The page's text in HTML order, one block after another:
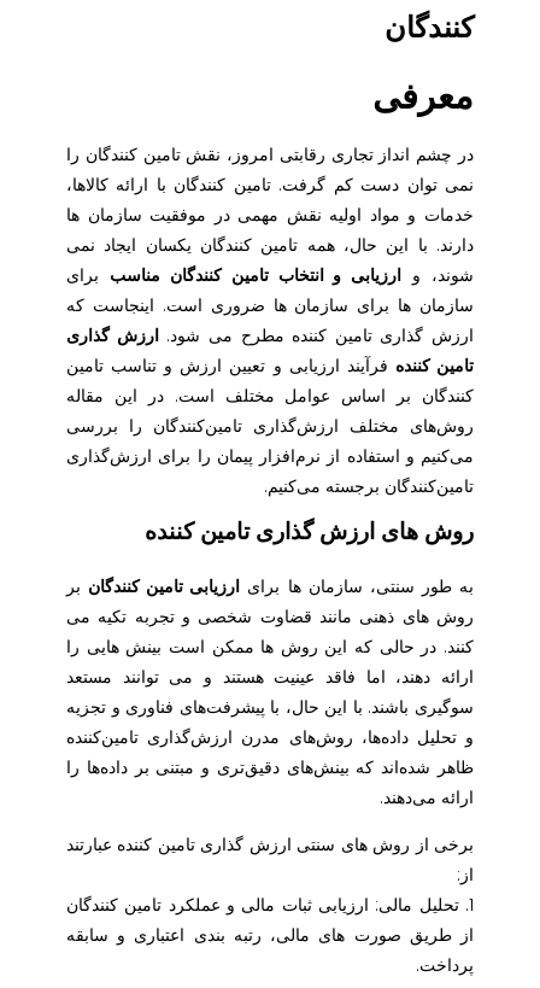
کنندگان
معرفی
در چشم انداز تجاری رقابتی امروز، نقش تامین کنندگان را
نمی توان دست کم گرفت. تامین کنندگان با ارائه کالاها،
خدمات و مواد اولیه نقش مهمی در موفقیت سازمان ها
دارند. با این حال، همه تامین کنندگان یکسان ایجاد نمی
شوند، و ارزیابی و انتخاب تامین کنندگان مناسب برای
سازمان ها برای سازمان ها ضروری است. اینجاست که
ارزش گذاری تامین کننده مطرح می شود.ارزش گذاری
تامین کننده فرآیند ارزیابی و تعیین ارزش و تناسب تامین
کنندگان بر اساس عوامل مختلف است. در این مقاله
روش‌های مختلف ارزش‌گذاری تامین‌کنندگان را بررسی
می‌کنیم و استفاده از نرم‌افزار پیمان را برای ارزش‌گذاری
تامین‌کنندگان برجسته می‌کنیم.
روش های ارزش گذاری تامین کننده
به طور سنتی، سازمان ها برای ارزیابی تامین کنندگان بر
روش های ذهنی مانند قضاوت شخصی و تجربه تکیه می
کنند. در حالی که این روش ها ممکن است بینش هایی را
ارائه دهند، اما فاقد عینیت هستند و می توانند مستعد
سوگیری باشند. با این حال، با پیشرفت‌های فناوری و تجزیه
و تحلیل داده‌ها، روش‌های مدرن ارزش‌گذاری تامین‌کننده
ظاهر شده‌اند که بینش‌های دقیق‌تری و مبتنی بر داده‌ها را
ارائه می‌دهند.
برخی از روش های سنتی ارزش گذاری تامین کننده عبارتند
از:
1. تحلیل مالی: ارزیابی ثبات مالی و عملکرد تامین کنندگان
از طریق صورت های مالی، رتبه بندی اعتباری و سابقه
پرداخت.